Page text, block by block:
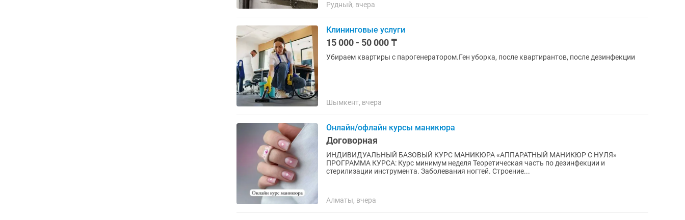
Рудный, вчера
Клининговые услуги
15 000 - 50 000 ₸
Убираем квартиры с парогенератором.Ген уборка, после квартирантов, после дезинфекции
Шымкент, вчера
Онлайн/офлайн курсы маникюра
Договорная
ИНДИВИДУАЛЬНЫЙ БАЗОВЫЙ КУРС МАНИКЮРА «АППАРАТНЫЙ МАНИКЮР С НУЛЯ»
ПРОГРАММА КУРСА: Курс минимум неделя Теоретическая часть по дезинфекции и
стерилизации инструмента. Заболевания ногтей. Строение...
Алматы, вчера